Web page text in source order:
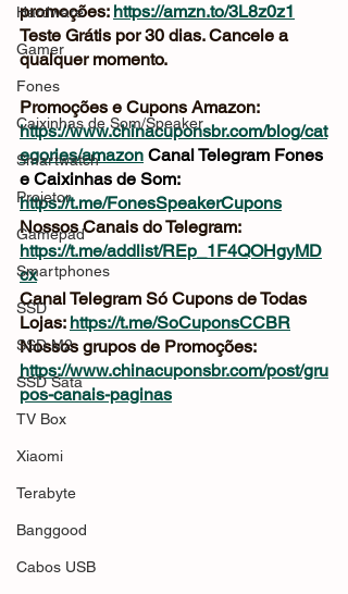
Hardware
Gamer
Fones
Caixinhas de Som/Speaker
Smartwatch
Projetor
Gamepad
Smartphones
SSD
SSD M2
SSD Sata
TV Box
Xiaomi
Terabyte
Banggood
Cabos USB
promoções: https://amzn.to/3L8z0z1
Teste Grátis por 30 dias. Cancele a
qualquer momento.
Promoções e Cupons Amazon:
https://www.chinacuponsbr.com/blog/cat
egories/amazon Canal Telegram Fones
e Caixinhas de Som:
https://t.me/FonesSpeakerCupons
Nossos Canais do Telegram:
https://t.me/addlist/REp_1F4QOHgyMD
cx
Canal Telegram Só Cupons de Todas
Lojas: https://t.me/SoCuponsCCBR
Nossos grupos de Promoções:
https://www.chinacuponsbr.com/post/gru
pos-canais-paginas